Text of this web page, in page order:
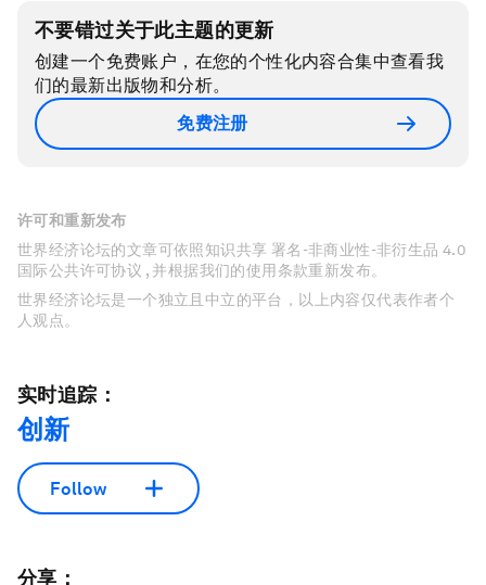
不要错过关于此主题的更新
创建一个免费账户，在您的个性化内容合集中查看我
们的最新出版物和分析。
免费注册
许可和重新发布
世界经济论坛的文章可依照知识共享 署名-非商业性-非衍生品 4.0
国际公共许可协议 , 并根据我们的使用条款重新发布。
世界经济论坛是一个独立且中立的平台，以上内容仅代表作者个
人观点。
实时追踪：
创新
Follow
分享：